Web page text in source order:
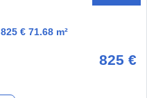
€ 71.68 m²
825 €